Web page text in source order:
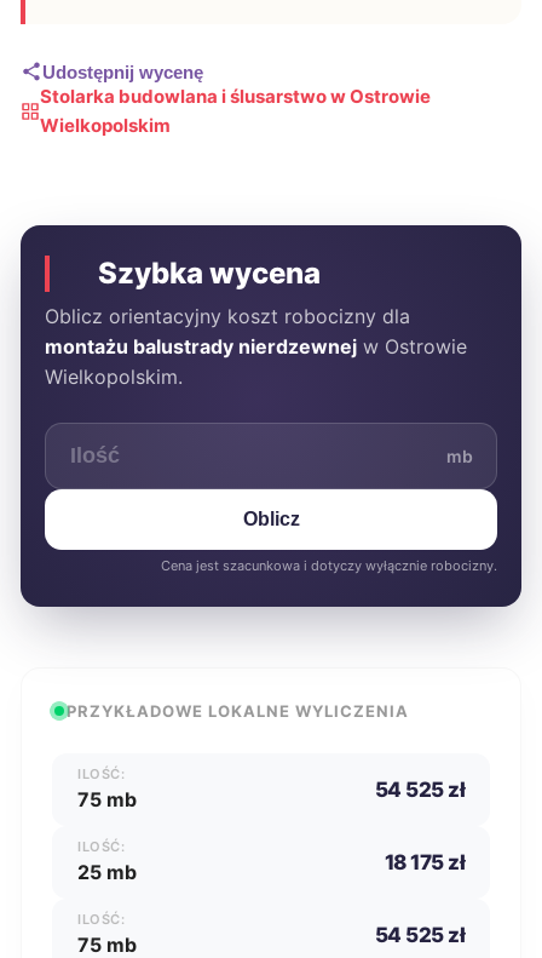
Udostępnij wycenę
Stolarka budowlana i ślusarstwo w Ostrowie
Wielkopolskim
Szybka wycena
Oblicz orientacyjny koszt robocizny dla
montażu balustrady nierdzewnej w Ostrowie
Wielkopolskim.
mb
Oblicz
Cena jest szacunkowa i dotyczy wyłącznie robocizny.
PRZYKŁADOWE LOKALNE WYLICZENIA
ILOŚĆ:
75 mb 54 525 zł
ILOŚĆ:
25 mb 18 175 zł
ILOŚĆ:
75 mb 54 525 zł